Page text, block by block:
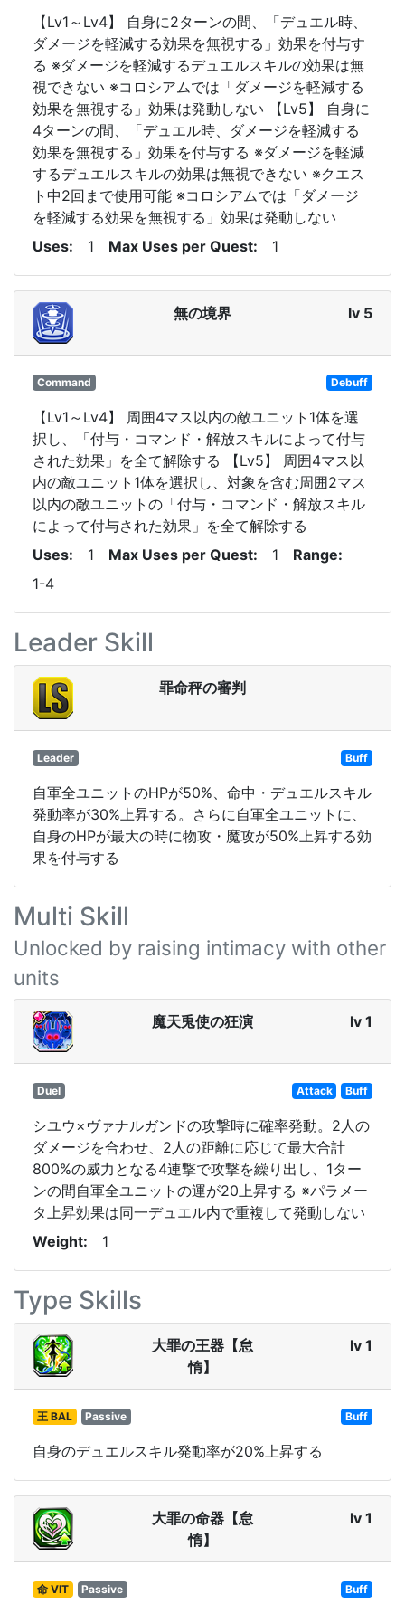
【Lv1～Lv4】 自身に2ターンの間、「デュエル時、
ダメージを軽減する効果を無視する」効果を付与す
る ※ダメージを軽減するデュエルスキルの効果は無
視できない ※コロシアムでは「ダメージを軽減する
効果を無視する」効果は発動しない 【Lv5】 自身に
4ターンの間、「デュエル時、ダメージを軽減する
効果を無視する」効果を付与する ※ダメージを軽減
するデュエルスキルの効果は無視できない ※クエス
ト中2回まで使用可能 ※コロシアムでは「ダメージ
を軽減する効果を無視する」効果は発動しない
Uses
1 Max Uses per Quest 1
無の境界 lv 5
Command Debuff
【Lv1～Lv4】 周囲4マス以内の敵ユニット1体を選
択し、「付与・コマンド・解放スキルによって付与
された効果」を全て解除する 【Lv5】 周囲4マス以
内の敵ユニット1体を選択し、対象を含む周囲2マス
以内の敵ユニットの「付与・コマンド・解放スキル
によって付与された効果」を全て解除する
Uses
1 Max Uses per Quest 1
Range
1-4
Leader Skill
罪命秤の審判
Leader Buff
自軍全ユニットのHPが50%、命中・デュエルスキル
発動率が30%上昇する。さらに自軍全ユニットに、
自身のHPが最大の時に物攻・魔攻が50%上昇する効
果を付与する
Multi Skill
Unlocked by raising intimacy with other
units
魔天兎使の狂演 lv 1
Duel Attack Buff
シユウ×ヴァナルガンドの攻撃時に確率発動。2人の
ダメージを合わせ、2人の距離に応じて最大合計
800%の威力となる4連撃で攻撃を繰り出し、1ター
ンの間自軍全ユニットの運が20上昇する ※パラメー
タ上昇効果は同一デュエル内で重複して発動しない
Weight
1
Type Skills
大罪の王器【怠
惰】
lv 1
王 BAL Passive Buff
自身のデュエルスキル発動率が20%上昇する
大罪の命器【怠
惰】
lv 1
命 VIT Passive Buff